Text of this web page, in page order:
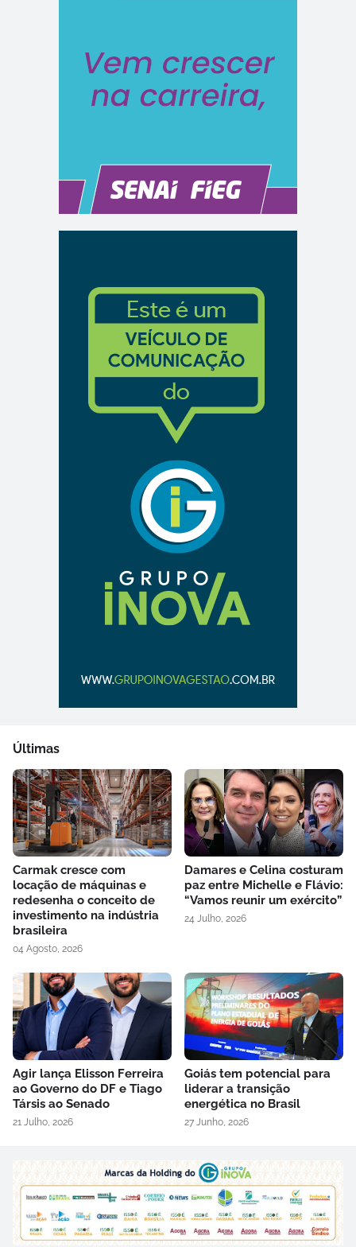
Últimas
Carmak cresce com
locação de máquinas e
redesenha o conceito de
investimento na indústria
brasileira
04 Agosto, 2026
Damares e Celina costuram
paz entre Michelle e Flávio:
“Vamos reunir um exército”
24 Julho, 2026
Agir lança Elisson Ferreira
ao Governo do DF e Tiago
Társis ao Senado
21 Julho, 2026
Goiás tem potencial para
liderar a transição
energética no Brasil
27 Junho, 2026